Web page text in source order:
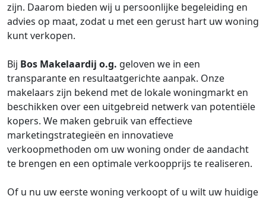
zijn. Daarom bieden wij u persoonlijke begeleiding en
advies op maat, zodat u met een gerust hart uw woning
kunt verkopen.
Bij Bos Makelaardij o.g. geloven we in een
transparante en resultaatgerichte aanpak. Onze
makelaars zijn bekend met de lokale woningmarkt en
beschikken over een uitgebreid netwerk van potentiële
kopers. We maken gebruik van effectieve
marketingstrategieën en innovatieve
verkoopmethoden om uw woning onder de aandacht
te brengen en een optimale verkoopprijs te realiseren.
Of u nu uw eerste woning verkoopt of u wilt uw huidige